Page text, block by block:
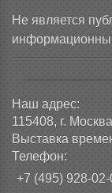
Не является
Наш адрес:
115408, г.
Выставка
Телефон:
+7 (495) 928-